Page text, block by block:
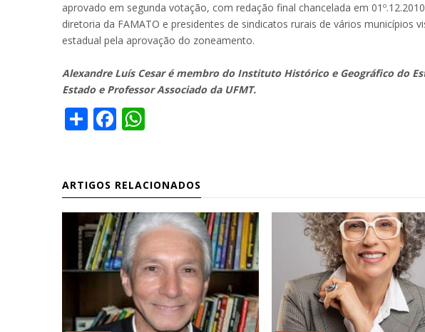
aprovado em segunda votação, com redação final chancelada em
diretoria da FAMATO e presidentes de sindicatos rurais de vários municípios
estadual pela aprovação do zoneamento.
Alexandre Luís Cesar é membro do Instituto Histórico e Geográfico do
Estado e Professor Associado da UFMT.
ShareFacebook
ARTIGOS RELACIONADOS